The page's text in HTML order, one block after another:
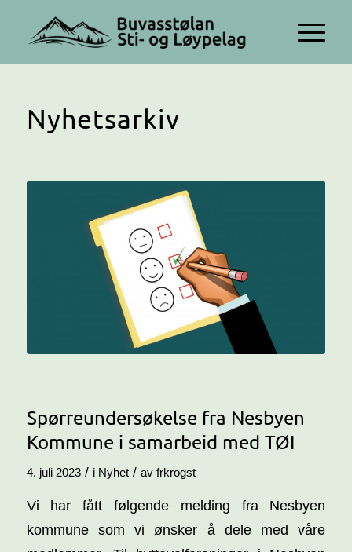
Nyhetsarkiv
Spørreundersøkelse fra Nesbyen
Kommune i samarbeid med TØI
4. juli 2023 / i Nyhet / av frkrogst
Vi har fått følgende melding fra Nesbyen
kommune som vi ønsker å dele med våre